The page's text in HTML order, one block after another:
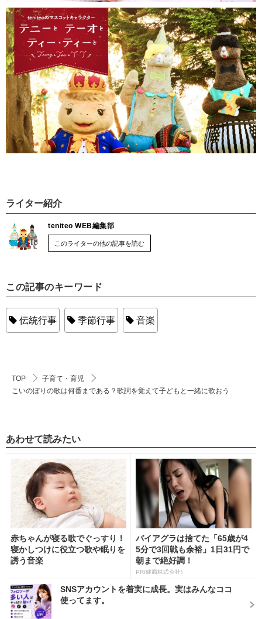
ライター紹介
teniteo WEB編集部
このライターの他の記事を読む
この記事のキーワード
伝統行事 季節行事 音楽
TOP
子育て・育児
こいのぼりの歌は何番まである？歌詞を覚えて子どもと一緒に歌おう
あわせて読みたい
赤ちゃんが寝る歌でぐっすり！
寝かしつけに役立つ歌や眠りを
誘う音楽
バイアグラは捨てた「65歳が4
5分で3回戦も余裕」1日31円で
朝まで絶好調！
PR(健商株式会社)
SNSアカウントを着実に成長。実はみんなココ
使ってます。